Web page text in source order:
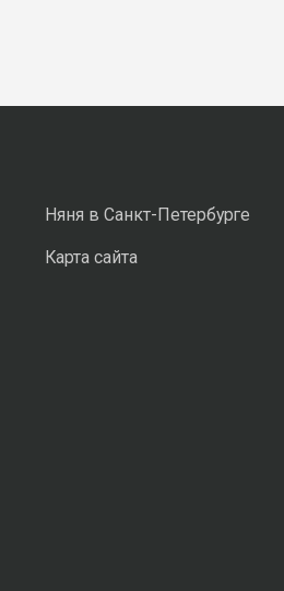
Няня в Санкт-Петербурге
Карта сайта